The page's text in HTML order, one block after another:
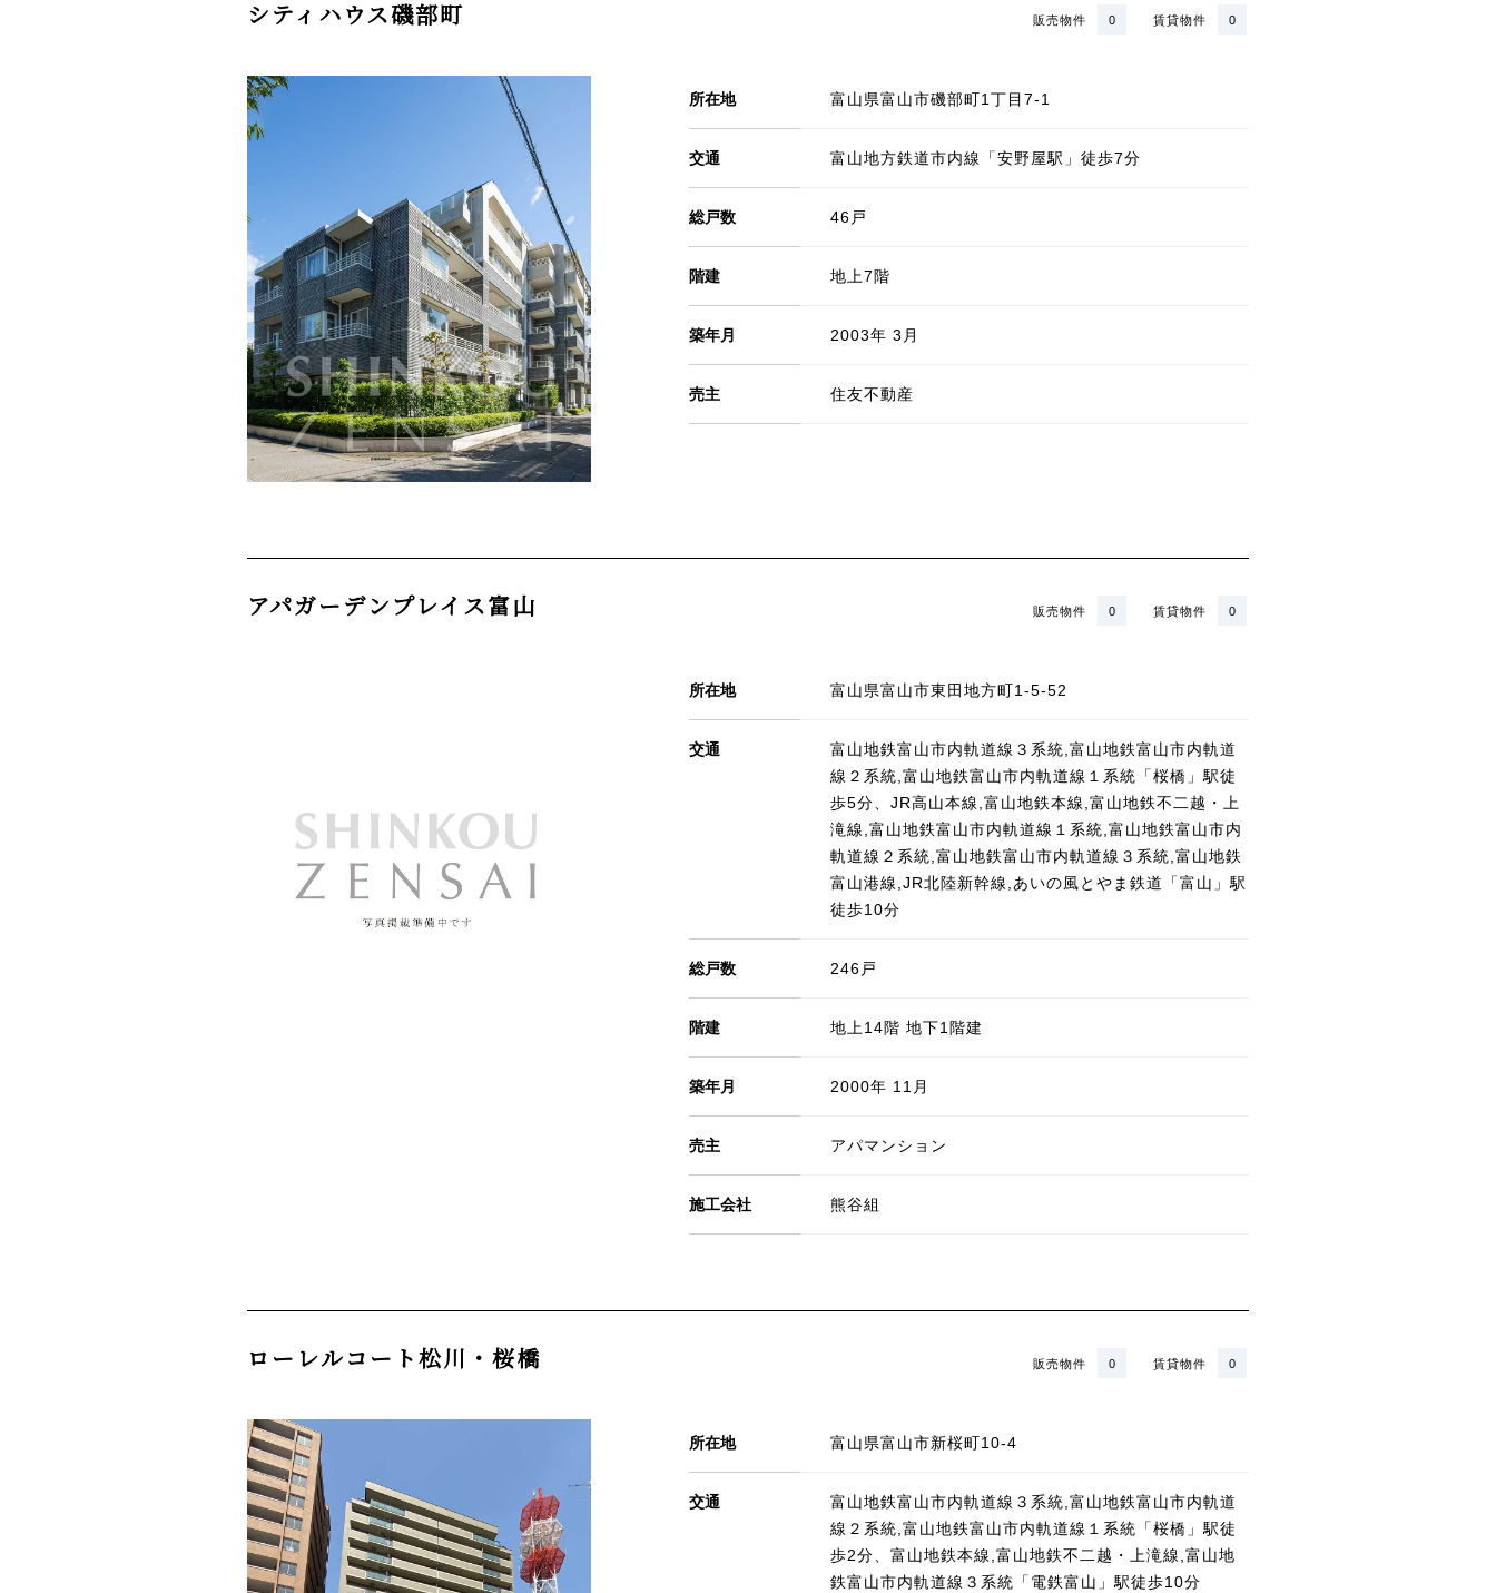
シティハウス磯部町 賃貸物件 0
販売物件 0
所在地 富山県富山市磯部町1丁目7-1
交通 富山地方鉄道市内線「安野屋駅」徒歩7分
総戸数 46戸
階建 地上7階
築年月 2003年 3月
売主 住友不動産
アパガーデンプレイス富山 賃貸物件 0
販売物件 0
所在地 富山県富山市東田地方町1-5-52
交通
富山地鉄富山市内軌道線３系統,富山地鉄富山市内軌道
線２系統,富山地鉄富山市内軌道線１系統「桜橋」駅徒
歩5分、JR高山本線,富山地鉄本線,富山地鉄不二越・上
滝線,富山地鉄富山市内軌道線１系統,富山地鉄富山市内
軌道線２系統,富山地鉄富山市内軌道線３系統,富山地鉄
富山港線,JR北陸新幹線,あいの風とやま鉄道「富山」駅
徒歩10分
総戸数 246戸
階建 地上14階 地下1階建
築年月 2000年 11月
売主 アパマンション
施工会社 熊谷組
ローレルコート松川・桜橋 賃貸物件 0
販売物件 0
所在地 富山県富山市新桜町10-4
交通
富山地鉄富山市内軌道線３系統,富山地鉄富山市内軌道
線２系統,富山地鉄富山市内軌道線１系統「桜橋」駅徒
歩2分、富山地鉄本線,富山地鉄不二越・上滝線,富山地
鉄富山市内軌道線３系統「電鉄富山」駅徒歩10分